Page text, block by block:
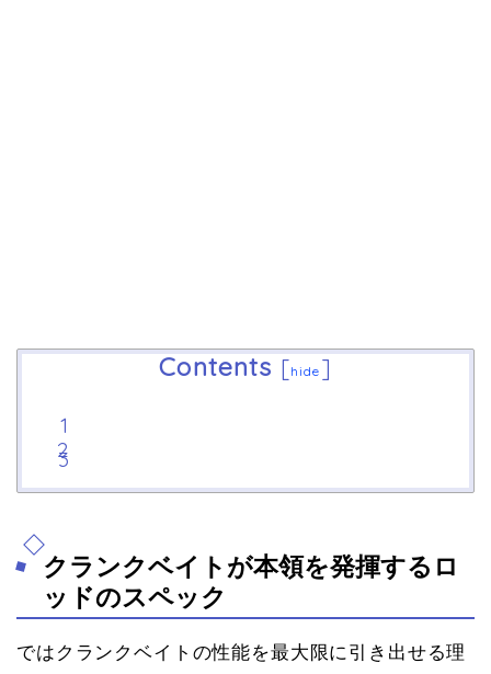
Contents [hide ]
クランクベイトが本領を発揮するロ
ッドのスペック
ではクランクベイトの性能を最大限に引き出せる理